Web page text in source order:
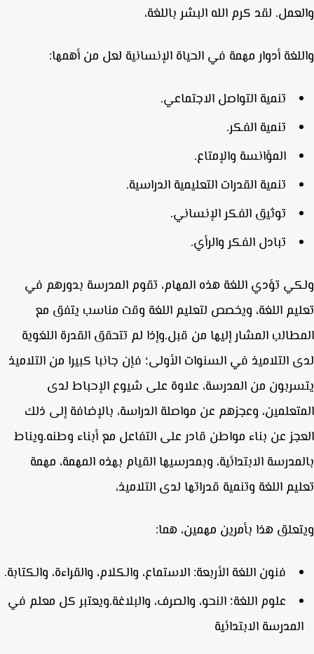
لقد كرم الله البشر باللغة،
أدوار مهمة في الحياة الإنسانية لعل من أهمها:
تنمية التواصل الاجتماعي.
تنمية الفكر.
المؤانسة والإمتاع.
تنمية القدرات التعليمية الدراسية.
توثيق الفكر الإنساني.
تبادل الفكر والرأي.
تؤدي اللغة هذه المهام، تقوم المدرسة بدورهم في
اللغة، ويخصص لتعليم اللغة وقت مناسب يتفق مع
المشار إليها من قبل.وإذا لم تتحقق القدرة اللغوية
التلاميذ في السنوات الأولى؛ فإن جانبا كبيرا من التلاميذ
من المدرسة، علاوة على شيوع الإحباط لدى
وعجزهم عن مواصلة الدراسة، بالإضافة إلى ذلك
عن بناء مواطن قادر على التفاعل مع أبناء وطنه.ويناط
الابتدائية، وبمدرسيها القيام بهذه المهمة، مهمة
اللغة وتنمية قدراتها لدى التلاميذ،
هذا بأمرين مهمين، هما:
فنون اللغة الأربعة: الاستماع، والكلام، والقراءة، والكتابة.
علوم اللغة؛ النحو، والصرف، والبلاغة.ويعتبر كل معلم في
الابتدائية